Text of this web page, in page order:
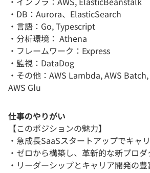
・DB：Aurora、ElasticSearch
・言語：Go, Typescript
・分析環境： Athena
・フレームワーク：Express
・監視：DataDog
・その他：AWS Lambda, AWS
AWS Glu
仕事のやりがい
【このポジションの魅力】
・急成長SaaSスタートアップでキャ
・ゼロから構築し、革新的な新プロ
・リーダーシップとキャリア開発の